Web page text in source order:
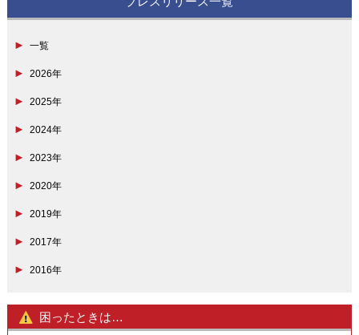
一覧
2026年
2025年
2024年
2023年
2020年
2019年
2017年
2016年
困ったときは…